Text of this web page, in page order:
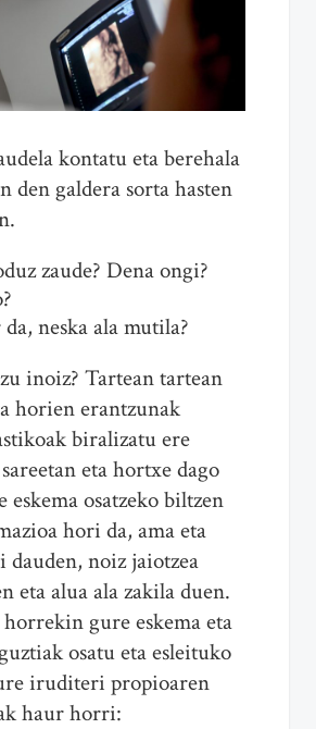
kontatu eta berehala
den galdera sorta hasten
zaude? Dena ongi?
neska ala mutila?
inoiz? Tartean tartean
horien erantzunak
biralizatu ere
eta hortxe dago
eskema osatzeko biltzen
hori da, ama eta
dauden, noiz jaiotzea
eta alua ala zakila duen.
gure eskema eta
osatu eta esleituko
iruditeri propioaren
haur horri: